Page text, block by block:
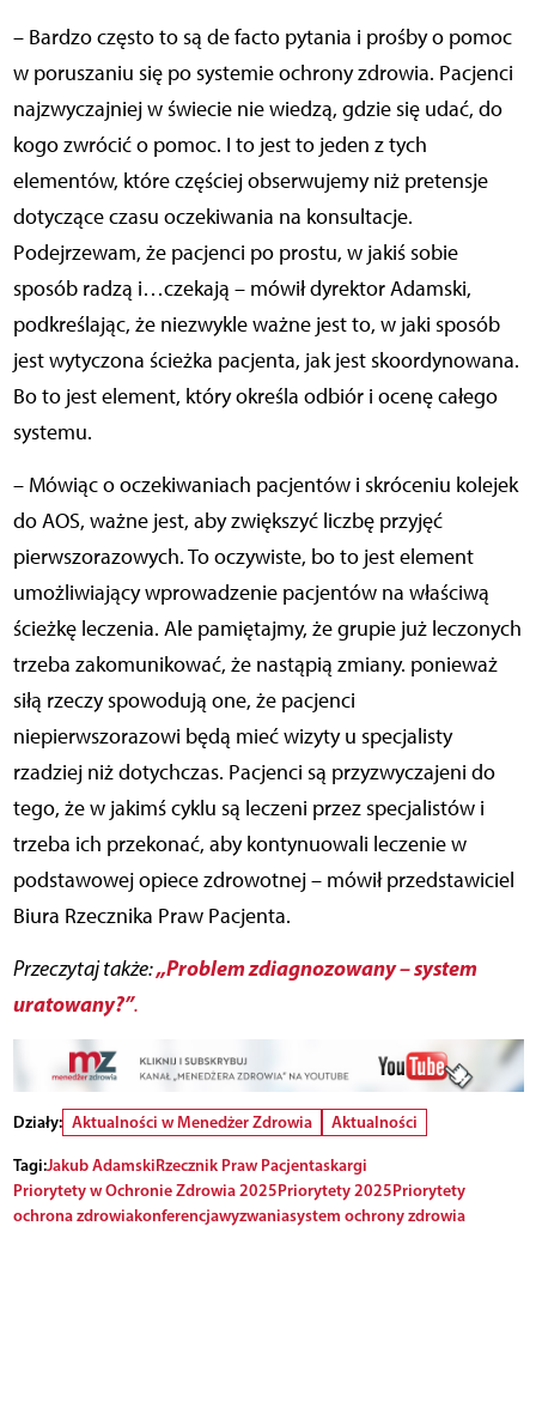
– Bardzo często to są de facto pytania i prośby o pomoc
w poruszaniu się po systemie ochrony zdrowia. Pacjenci
najzwyczajniej w świecie nie wiedzą, gdzie się udać, do
kogo zwrócić o pomoc. I to jest to jeden z tych
elementów, które częściej obserwujemy niż pretensje
dotyczące czasu oczekiwania na konsultacje.
Podejrzewam, że pacjenci po prostu, w jakiś sobie
sposób radzą i…czekają – mówił dyrektor Adamski,
podkreślając, że niezwykle ważne jest to, w jaki sposób
jest wytyczona ścieżka pacjenta, jak jest skoordynowana.
Bo to jest element, który określa odbiór i ocenę całego
systemu.
– Mówiąc o oczekiwaniach pacjentów i skróceniu kolejek
do AOS, ważne jest, aby zwiększyć liczbę przyjęć
pierwszorazowych. To oczywiste, bo to jest element
umożliwiający wprowadzenie pacjentów na właściwą
ścieżkę leczenia. Ale pamiętajmy, że grupie już leczonych
trzeba zakomunikować, że nastąpią zmiany. ponieważ
siłą rzeczy spowodują one, że pacjenci
niepierwszorazowi będą mieć wizyty u specjalisty
rzadziej niż dotychczas. Pacjenci są przyzwyczajeni do
tego, że w jakimś cyklu są leczeni przez specjalistów i
trzeba ich przekonać, aby kontynuowali leczenie w
podstawowej opiece zdrowotnej – mówił przedstawiciel
Biura Rzecznika Praw Pacjenta.
Przeczytaj także:„Problem zdiagnozowany – system
uratowany?”.
Działy: Aktualności w Menedżer Zdrowia
Aktualności
Tagi:Jakub AdamskiRzecznik Praw Pacjentaskargi
Priorytety w Ochronie Zdrowia 2025Priorytety 2025Priorytety
ochrona zdrowiakonferencjawyzwaniasystem ochrony zdrowia